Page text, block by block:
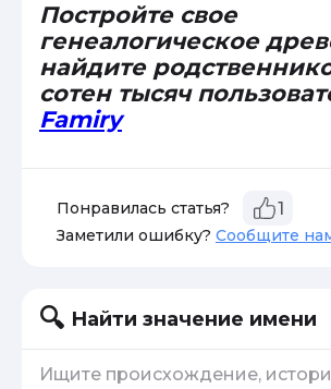
Постройте свое
генеалогическое
найдите
сотен тысяч
Famiry
Понравилась статья? 1
Заметили ошибку? Сообщите
Найти значение имени
Ищите происхождение,